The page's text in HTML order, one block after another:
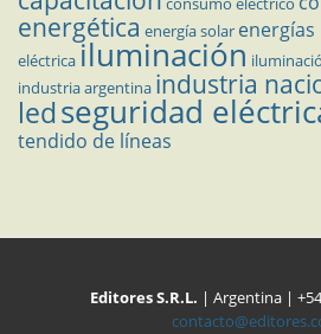
energética energía solar
eléctricailuminación
industria argentina industria
ledseguridad
tendido de líneas
Editores S.R.L. | Argentina |